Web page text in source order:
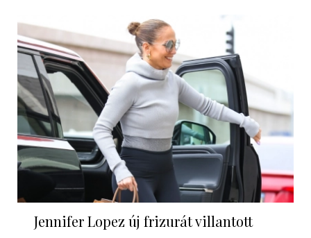
Jennifer Lopez új frizurát villantott